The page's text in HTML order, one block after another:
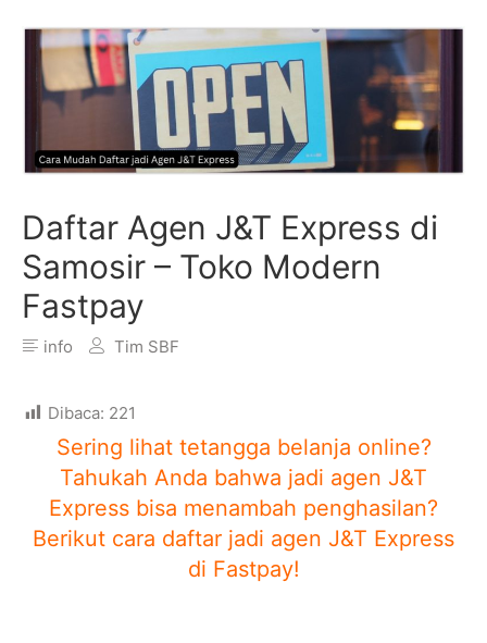
Daftar Agen J&T Express di
Samosir – Toko Modern
Fastpay
info Tim SBF
Dibaca: 221
Sering lihat tetangga belanja online?
Tahukah Anda bahwa jadi agen J&T
Express bisa menambah penghasilan?
Berikut cara daftar jadi agen J&T Express
di Fastpay!